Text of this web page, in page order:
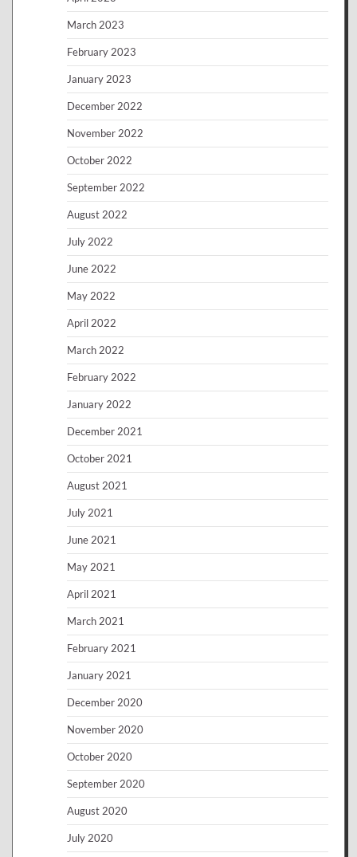
March 2023
February 2023
January 2023
December 2022
November 2022
October 2022
September 2022
August 2022
July 2022
June 2022
May 2022
April 2022
March 2022
February 2022
January 2022
December 2021
October 2021
August 2021
July 2021
June 2021
May 2021
April 2021
March 2021
February 2021
January 2021
December 2020
November 2020
October 2020
September 2020
August 2020
July 2020